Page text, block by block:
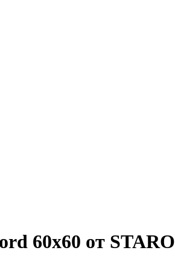
60x60 от STARO